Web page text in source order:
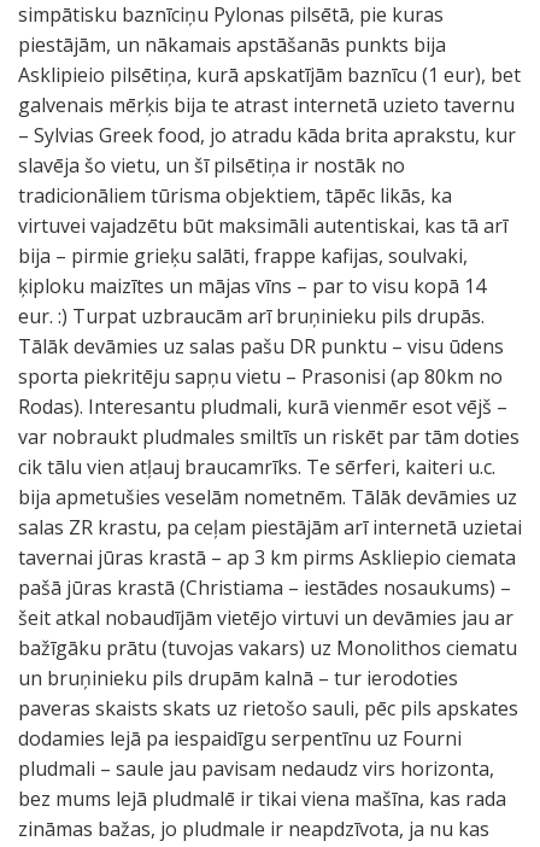
simpātisku baznīciņu Pylonas pilsētā, pie kuras
piestājām, un nākamais apstāšanās punkts bija
Asklipieio pilsētiņa, kurā apskatījām baznīcu (1 eur), bet
galvenais mērķis bija te atrast internetā uzieto tavernu
– Sylvias Greek food, jo atradu kāda brita aprakstu, kur
slavēja šo vietu, un šī pilsētiņa ir nostāk no
tradicionāliem tūrisma objektiem, tāpēc likās, ka
virtuvei vajadzētu būt maksimāli autentiskai, kas tā arī
bija – pirmie grieķu salāti, frappe kafijas, soulvaki,
ķiploku maizītes un mājas vīns – par to visu kopā 14
eur. :) Turpat uzbraucām arī bruņinieku pils drupās.
Tālāk devāmies uz salas pašu DR punktu – visu ūdens
sporta piekritēju sapņu vietu – Prasonisi (ap 80km no
Rodas). Interesantu pludmali, kurā vienmēr esot vējš –
var nobraukt pludmales smiltīs un riskēt par tām doties
cik tālu vien atļauj braucamrīks. Te sērferi, kaiteri u.c.
bija apmetušies veselām nometnēm. Tālāk devāmies uz
salas ZR krastu, pa ceļam piestājām arī internetā uzietai
tavernai jūras krastā – ap 3 km pirms Askliepio ciemata
pašā jūras krastā (Christiama – iestādes nosaukums) –
šeit atkal nobaudījām vietējo virtuvi un devāmies jau ar
bažīgāku prātu (tuvojas vakars) uz Monolithos ciematu
un bruņinieku pils drupām kalnā – tur ierodoties
paveras skaists skats uz rietošo sauli, pēc pils apskates
dodamies lejā pa iespaidīgu serpentīnu uz Fourni
pludmali – saule jau pavisam nedaudz virs horizonta,
bez mums lejā pludmalē ir tikai viena mašīna, kas rada
zināmas bažas, jo pludmale ir neapdzīvota, ja nu kas